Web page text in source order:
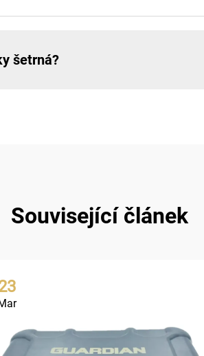
šetrná?
Související článek